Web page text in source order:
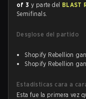
of 3 y parte del BLAST
Semifinals.
Desglose del partido
Shopify Rebellion
Shopify Rebellion
Estadísticas cara a
Esta fue la primera vez